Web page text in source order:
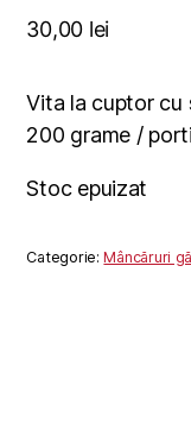
30,00 lei
Vita la cuptor cu
200 grame /
Stoc epuizat
Categorie:Mâncăruri